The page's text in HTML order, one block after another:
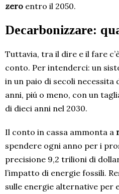
zero entro il 2050.
Decarbonizzare:
Tuttavia, tra il dire e il fare
conto. Per intenderci: un
in un paio di secoli
anni, piú o meno, con un
di dieci anni nel 2030.
Il conto in cassa ammonta a
spendere ogni anno per i
precisione 9,2 trilioni di
l’impatto di energie fossili.
sulle energie alternative per